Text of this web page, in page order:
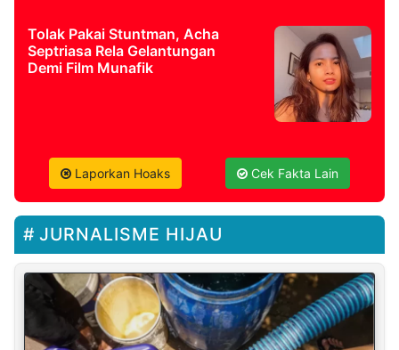
Tolak Pakai Stuntman, Acha
Septriasa Rela Gelantungan
Demi Film Munafik
Laporkan Hoaks Cek Fakta Lain
JURNALISME HIJAU